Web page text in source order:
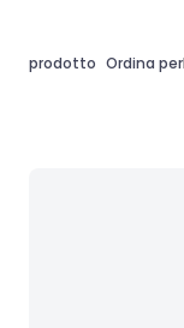
prodotto Ordina per